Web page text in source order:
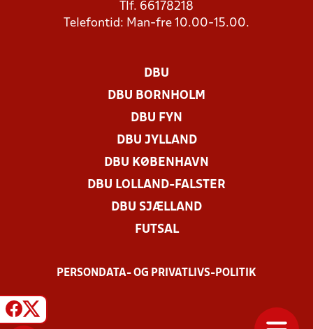
Tlf. 66178218
Telefontid: Man-fre 10.00-15.00.
DBU
DBU BORNHOLM
DBU FYN
DBU JYLLAND
DBU KØBENHAVN
DBU LOLLAND-FALSTER
DBU SJÆLLAND
FUTSAL
PERSONDATA- OG PRIVATLIVS-POLITIK